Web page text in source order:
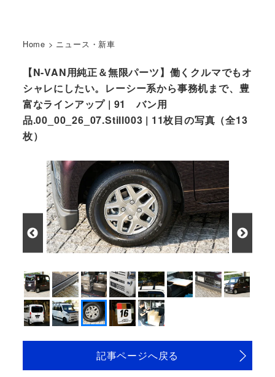
Home > ニュース・新車
【N-VAN用純正＆無限パーツ】働くクルマでもオ
シャレにしたい。レーシー系から事務机まで、豊
富なラインアップ | 91 バン用
品.00_00_26_07.Still003 | 11枚目の写真（全13
枚）
記事ページへ戻る